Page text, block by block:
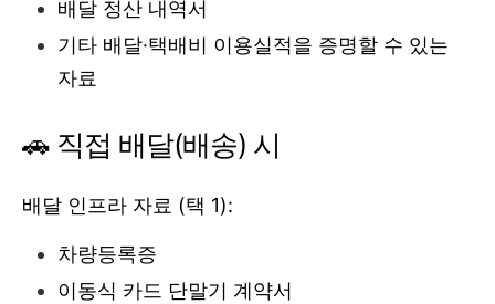
배달 정산 내역서
기타 배달·택배비 이용실적을 증명할 수 있는
자료
🚗 직접 배달(배송) 시
배달 인프라 자료 (택 1):
차량등록증
이동식 카드 단말기 계약서